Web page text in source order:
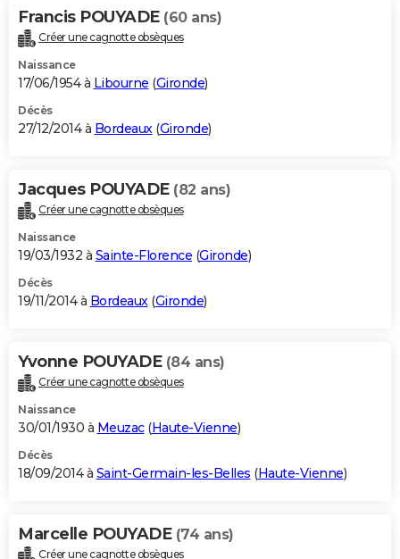
Francis POUYADE (60 ans)
Créer une cagnotte obsèques
Naissance
17/06/1954 à Libourne (Gironde)
Décès
27/12/2014 à Bordeaux(Gironde)
Jacques POUYADE (82 ans)
Créer une cagnotte obsèques
Naissance
19/03/1932 à Sainte-Florence (Gironde)
Décès
19/11/2014 à Bordeaux(Gironde)
Yvonne POUYADE (84 ans)
Créer une cagnotte obsèques
Naissance
30/01/1930 à Meuzac(Haute-Vienne)
Décès
18/09/2014 à Saint-Germain-les-Belles (Haute-Vienne)
Marcelle POUYADE (74 ans)
Créer une cagnotte obsèques